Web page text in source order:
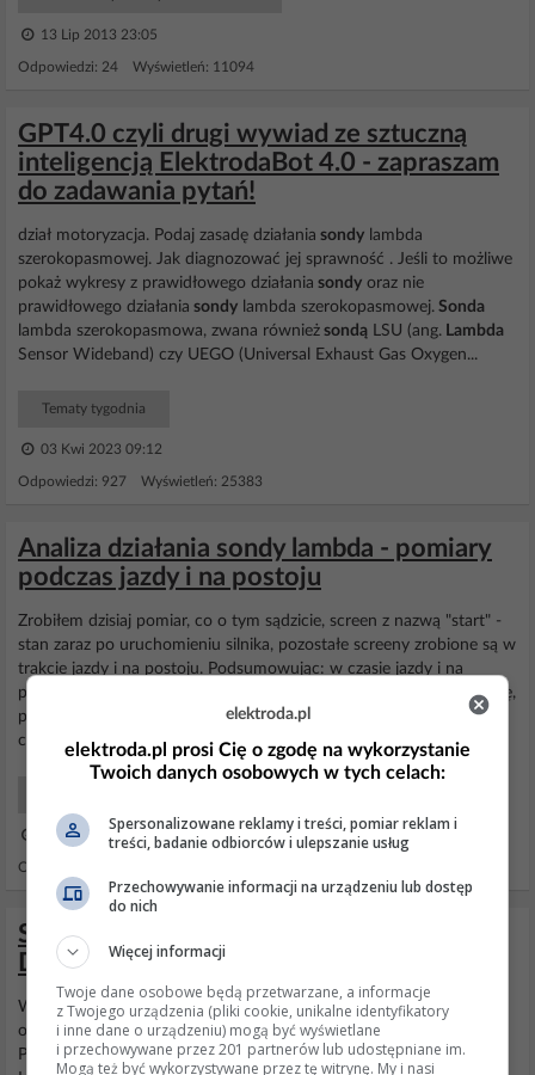
13 Lip 2013 23:05
Odpowiedzi: 24 Wyświetleń: 11094
GPT4.0 czyli drugi wywiad ze sztuczną
inteligencją ElektrodaBot 4.0 - zapraszam
do zadawania pytań!
dział motoryzacja. Podaj zasadę działania sondy lambda
szerokopasmowej. Jak diagnozować jej sprawność . Jeśli to możliwe
pokaż wykresy z prawidłowego działania sondy oraz nie
prawidłowego działania sondy lambda szerokopasmowej. Sonda
lambda szerokopasmowa, zwana również sondą LSU (ang. Lambda
Sensor Wideband) czy UEGO (Universal Exhaust Gas Oxygen...
Tematy tygodnia
03 Kwi 2023 09:12
Odpowiedzi: 927 Wyświetleń: 25383
Analiza działania sondy lambda - pomiary
podczas jazdy i na postoju
Zrobiłem dzisiaj pomiar, co o tym sądzicie, screen z nazwą "start" -
stan zaraz po uruchomieniu silnika, pozostałe screeny zrobione są w
trakcie jazdy i na postoju. Podsumowując: w czasie jazdy i na
postoju górna
zachowuje się prawidłowo - chyba, że się mylę,
proszę mnie poprawić,
sondadolna ma w większości wskazanie w
czasie jazdy i na postoju...
15 Sty 2017 12:42
Odpowiedzi: 0 Wyświetleń: 681
Sonda Lambda-- Wykres ze stacji
Diagnostycznej-----
Witam dzis podjechalem na stacje sprawdzic wartoscispalin
obroty mi wariuja) przy hamowaniu skacza do 2000tys Protokol
Pomiaru: Obroty jalowe: CO=5.2500 % obj CO2=11.820% obj
elektroda.pl
elektroda.pl prosi Cię o zgodę na wykorzystanie
Twoich danych osobowych w tych celach:
Spersonalizowane reklamy i treści, pomiar reklam i
treści, badanie odbiorców i ulepszanie usług
Przechowywanie informacji na urządzeniu lub dostęp
do nich
Więcej informacji
Twoje dane osobowe będą przetwarzane, a informacje
z Twojego urządzenia (pliki cookie, unikalne identyfikatory
i inne dane o urządzeniu) mogą być wyświetlane
i przechowywane przez 201 partnerów lub udostępniane im.
Mogą też być wykorzystywane przez tę witrynę. My i nasi